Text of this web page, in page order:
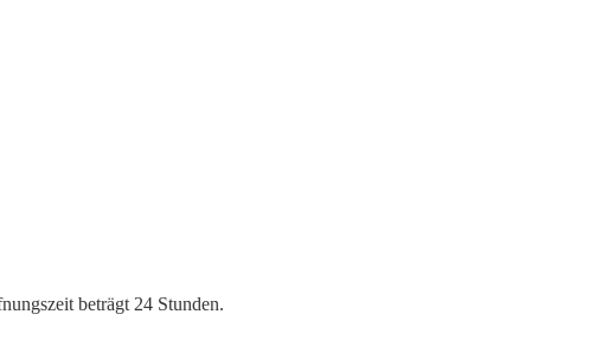
beträgt 24 Stunden.